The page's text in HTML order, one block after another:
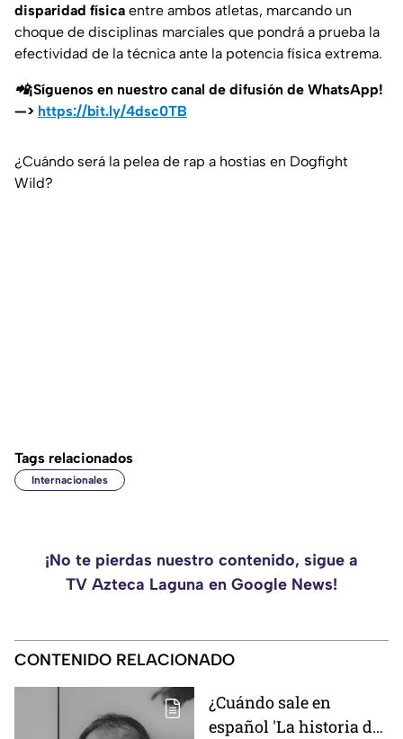
disparidad física entre ambos atletas, marcando un
choque de disciplinas marciales que pondrá a prueba la
efectividad de la técnica ante la potencia física extrema.
📲¡Síguenos en nuestro canal de difusión de WhatsApp!
—> https://bit.ly/4dsc0TB
¿Cuándo será la pelea de rap a hostias en Dogfight
Wild?
Tags relacionados
Internacionales
¡No te pierdas nuestro contenido, sigue a
TV Azteca Laguna en Google News!
CONTENIDO RELACIONADO
¿Cuándo sale en
español 'La historia de